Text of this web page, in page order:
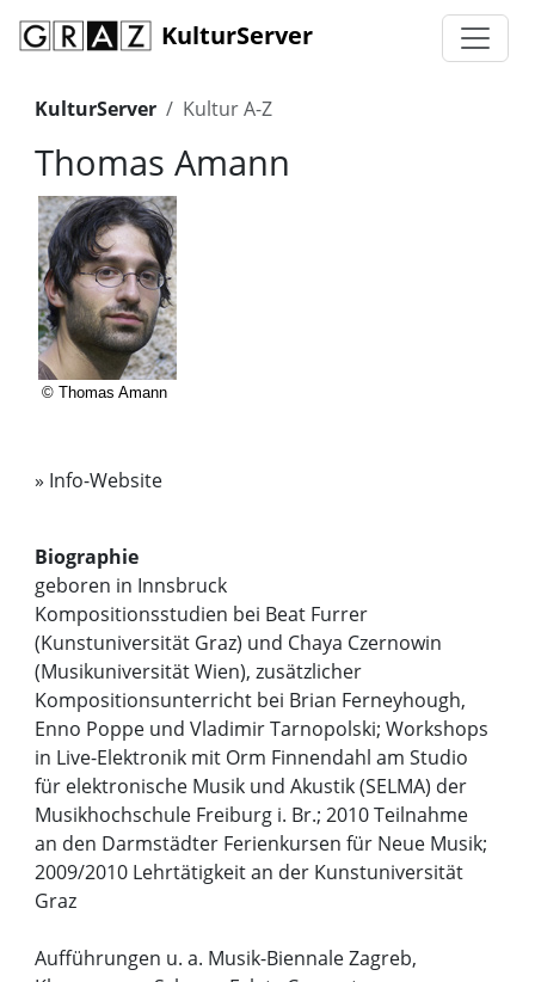
KulturServer
KulturServer Kultur A-Z
Thomas Amann
© Thomas Amann
» Info-Website
Biographie
geboren in Innsbruck
Kompositionsstudien bei Beat Furrer
(Kunstuniversität Graz) und Chaya Czernowin
(Musikuniversität Wien), zusätzlicher
Kompositionsunterricht bei Brian Ferneyhough,
Enno Poppe und Vladimir Tarnopolski; Workshops
in Live-Elektronik mit Orm Finnendahl am Studio
für elektronische Musik und Akustik (SELMA) der
Musikhochschule Freiburg i. Br.; 2010 Teilnahme
an den Darmstädter Ferienkursen für Neue Musik;
2009/2010 Lehrtätigkeit an der Kunstuniversität
Graz
Aufführungen u. a. Musik-Biennale Zagreb,